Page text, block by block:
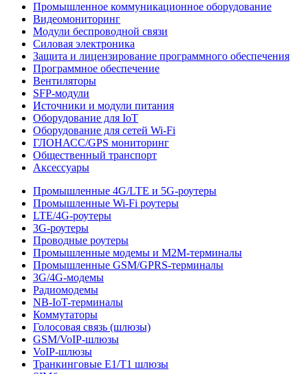
Промышленное коммуникационное оборудование
Видеомониторинг
Модули беспроводной связи
Силовая электроника
Защита и лицензирование программного обеспечения
Программное обеспечение
Вентиляторы
SFP-модули
Источники и модули питания
Оборудование для IoT
Оборудование для сетей Wi-Fi
ГЛОНАСС/GPS мониторинг
Общественный транспорт
Аксессуары
Промышленные 4G/LTE и 5G-роутеры
Промышленные Wi-Fi роутеры
LTE/4G-роутеры
3G-роутеры
Проводные роутеры
Промышленные модемы и M2M-терминалы
Промышленные GSM/GPRS-терминалы
3G/4G-модемы
Радиомодемы
NB-IoT-терминалы
Коммутаторы
Голосовая связь (шлюзы)
GSM/VoIP-шлюзы
VoIP-шлюзы
Транкинговые E1/T1 шлюзы